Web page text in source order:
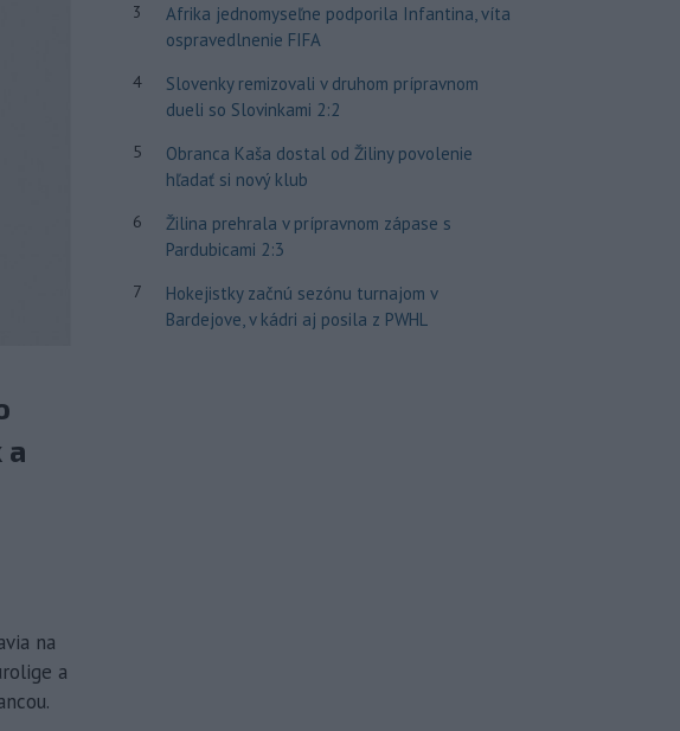
a
na
a
3
Afrika jednomyseľne podporila Infantina, víta
ospravedlnenie FIFA
4
Slovenky remizovali v druhom prípravnom
dueli so Slovinkami 2:2
5
Obranca Kaša dostal od Žiliny povolenie
hľadať si nový klub
6
Žilina prehrala v prípravnom zápase s
Pardubicami 2:3
7
Hokejistky začnú sezónu turnajom v
Bardejove, v kádri aj posila z PWHL